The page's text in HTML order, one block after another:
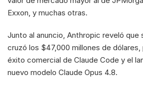
Exxon, y muchas otras.
Junto al anuncio, Anthropic reveló que
cruzó los $47,000 millones de
éxito comercial de Claude Code y el
nuevo modelo Claude Opus 4.8.